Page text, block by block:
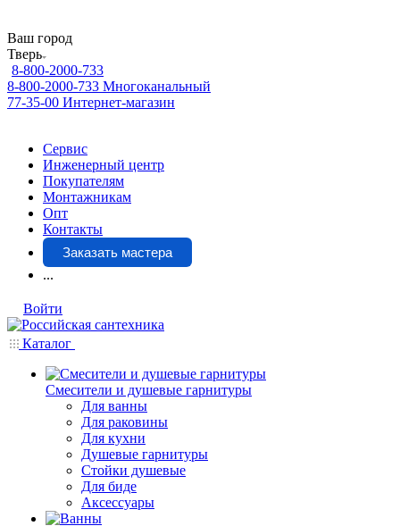
Ваш город
Тверь
8-800-2000-733
8-800-2000-733 Многоканальный
77-35-00 Интернет-магазин
Сервис
Инженерный центр
Покупателям
Монтажникам
Опт
Контакты
Заказать мастера
...
Войти
Каталог
Смесители и душевые гарнитуры
Для ванны
Для раковины
Для кухни
Душевые гарнитуры
Стойки душевые
Для биде
Аксессуары